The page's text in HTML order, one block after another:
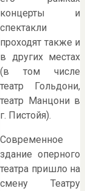
концерты и
спектакли
проходят также и
в других местах
(в том числе
театр Гольдони,
театр Манцони в
г. Пистойя).
Современное
здание оперного
театра пришло на
смену Театру